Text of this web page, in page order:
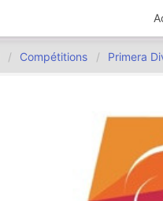
Compétitions Primera